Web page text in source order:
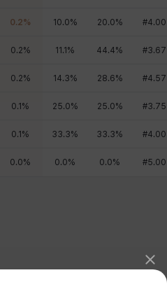
피오라 피올로 하트
0.2% 10.0% 20.0% #4.00
0.2% 11.1% 44.4% #3.67
0.2% 14.3% 28.6% #4.57
0.1% 25.0% 25.0% #3.75
0.1% 33.3% 33.3% #4.00
0.0% 0.0% 0.0% #5.00